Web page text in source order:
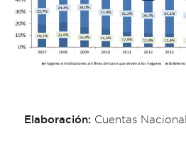
Elaboración: Cuentas